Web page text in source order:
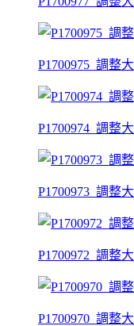
P1700975_調整
P1700974_調整
P1700973_調整
P1700972_調整
P1700970_調整